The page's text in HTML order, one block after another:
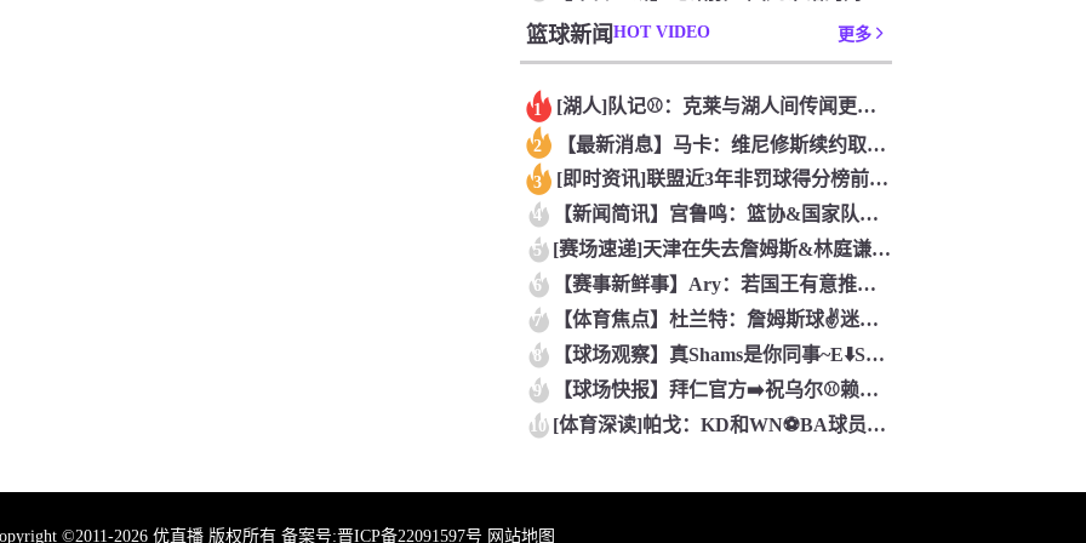
篮球新闻 HOT VIDEO 更多
1 [湖人]队记⚾：克莱与湖人间传闻更像独行侠抬价 他与球队年轻
2 【最新消息】马卡：维尼修斯续约取得非常积极的进展 迪奥曼德交
3 [即时资讯]联盟近3年非罚球得分榜前十：❗亚历山大居首❗ 约
4 【新闻简讯】宫鲁鸣：篮协&国家队与留洋球⬇️员保持积极沟通
5 [赛场速递]天津在失去詹姆斯&林庭谦后即战力明显下降 引⚽入
6 【赛事新鲜事】Ary：若国王有意推动签约⭐⬅️ 威少对重返国
7 【体育焦点】杜兰特：詹姆斯球✌️迷总破防 就因为我⚽抢了2个
8 【球场观察】真Shams是你同事~E⬇️SPN名⬆️记被假S
9 【球场快报】拜仁官方➡️祝乌尔⚾赖希38岁生日快乐，球员出战
10 [体育深读]帕戈：KD和WN⚽BA球员➡️训练的时间比和队友
©2011-2026 优直播 版权所有 备案号:晋ICP备22091597号 网站地图